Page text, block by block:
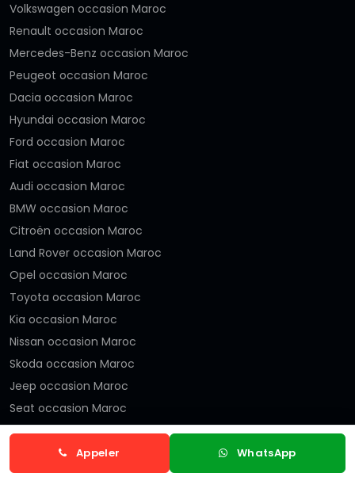
Appeler WhatsApp
Volkswagen occasion Maroc
Renault occasion Maroc
Mercedes-Benz occasion Maroc
Peugeot occasion Maroc
Dacia occasion Maroc
Hyundai occasion Maroc
Ford occasion Maroc
Fiat occasion Maroc
Audi occasion Maroc
BMW occasion Maroc
Citroën occasion Maroc
Land Rover occasion Maroc
Opel occasion Maroc
Toyota occasion Maroc
Kia occasion Maroc
Nissan occasion Maroc
Skoda occasion Maroc
Jeep occasion Maroc
Seat occasion Maroc
Volvo occasion Maroc
Honda occasion Maroc
Porsche occasion Maroc